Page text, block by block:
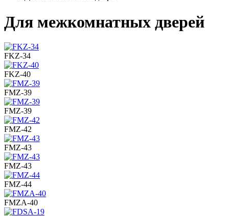
Для межкомнатных дверей
FKZ-34
FKZ-40
FMZ-39
FMZ-39
FMZ-42
FMZ-43
FMZ-43
FMZ-44
FMZA-40